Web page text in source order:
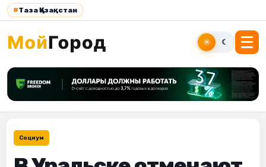
#Таза Қазақстан
☀ ☾
Социум